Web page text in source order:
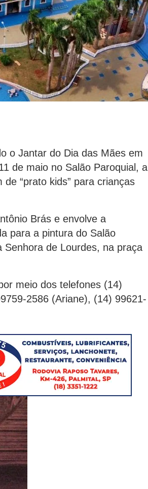
o Jantar do Dia das Mães em
de maio no Salão Paroquial, a
“prato kids” para crianças
Brás e envolve a
para a pintura do Salão
de Lourdes, na praça
meio dos telefones (14)
2586 (Ariane), (14) 99621-